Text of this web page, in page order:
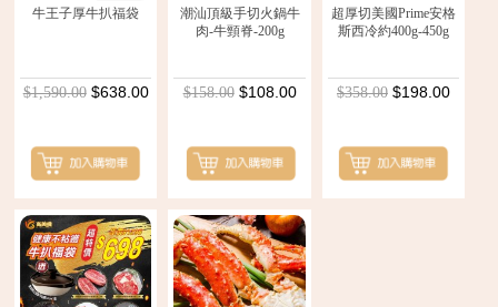
牛王子厚牛扒福袋
$1,590.00 $638.00
潮汕頂級手切火鍋牛
肉-牛頸脊-200g
$158.00 $108.00
超厚切美國Prime安格
斯西冷約400g-450g
$358.00 $198.00